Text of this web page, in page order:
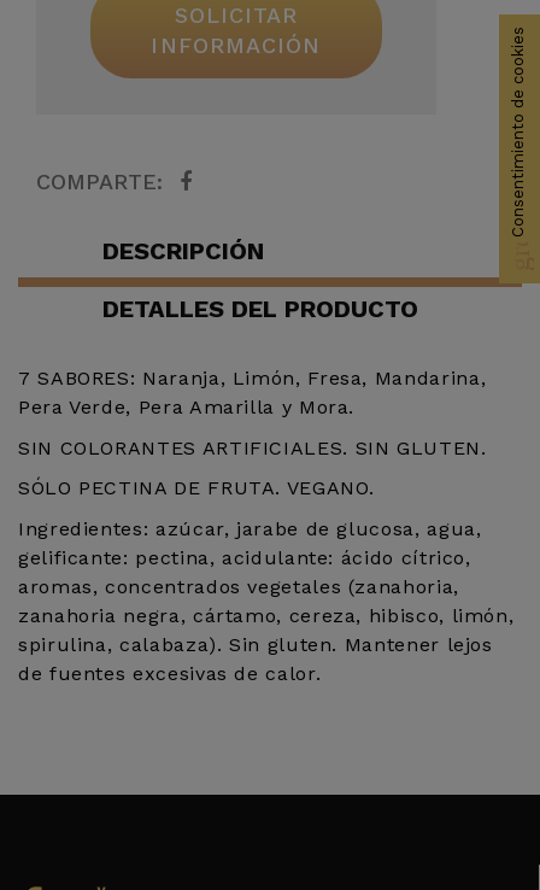
SOLICITAR
INFORMACIÓN
COMPARTE:
DESCRIPCIÓN
DETALLES DEL PRODUCTO
7 SABORES: Naranja, Limón, Fresa, Mandarina,
Pera Verde, Pera Amarilla y Mora.
SIN COLORANTES ARTIFICIALES. SIN GLUTEN.
SÓLO PECTINA DE FRUTA. VEGANO.
Ingredientes: azúcar, jarabe de glucosa, agua,
gelificante: pectina, acidulante: ácido cítrico,
aromas, concentrados vegetales (zanahoria,
zanahoria negra, cártamo, cereza, hibisco, limón,
spirulina, calabaza). Sin gluten. Mantener lejos
de fuentes excesivas de calor.
group_work
Consentimiento de cookies